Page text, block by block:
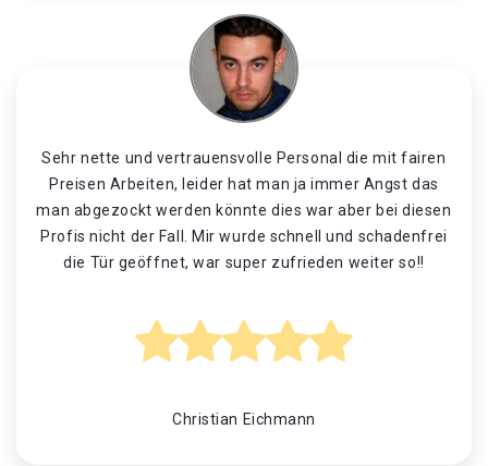
Sehr nette und vertrauensvolle Personal die mit fairen
Preisen Arbeiten, leider hat man ja immer Angst das
man abgezockt werden könnte dies war aber bei diesen
Profis nicht der Fall. Mir wurde schnell und schadenfrei
die Tür geöffnet, war super zufrieden weiter so!!
Christian Eichmann